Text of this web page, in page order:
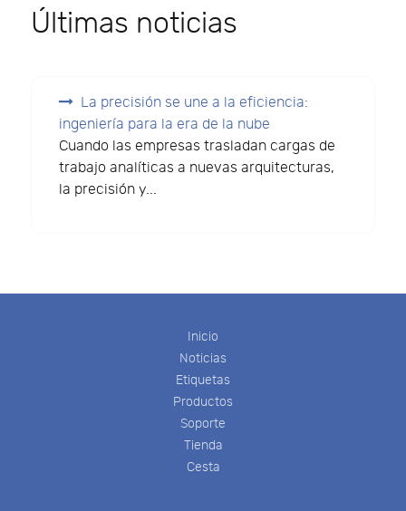
Últimas noticias
La precisión se une a la eficiencia:
ingeniería para la era de la nube
Cuando las empresas trasladan cargas de
trabajo analíticas a nuevas arquitecturas,
la precisión y...
Inicio
Noticias
Etiquetas
Productos
Soporte
Tienda
Cesta